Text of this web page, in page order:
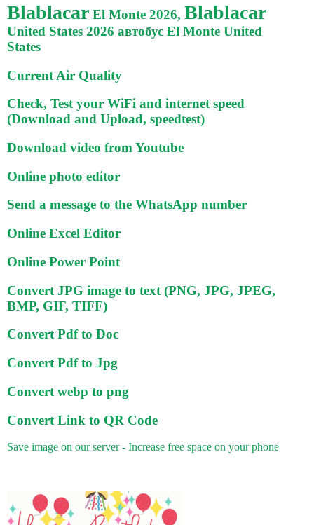
Blablacar El Monte 2026, Blablacar
United States 2026 автобус El Monte United
States
Current Air Quality
Check, Test your WiFi and internet speed
(Download and Upload, speedtest)
Download video from Youtube
Online photo editor
Send a message to the WhatsApp number
Online Excel Editor
Online Power Point
Convert JPG image to text (PNG, JPG, JPEG,
BMP, GIF, TIFF)
Convert Pdf to Doc
Convert Pdf to Jpg
Convert webp to png
Convert Link to QR Code
Save image on our server - Increase free space on your phone